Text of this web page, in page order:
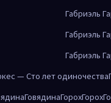
Габриэль
Габриэль
Габриэль
— Сто лет одиночества
ГовядинаГорохГорох